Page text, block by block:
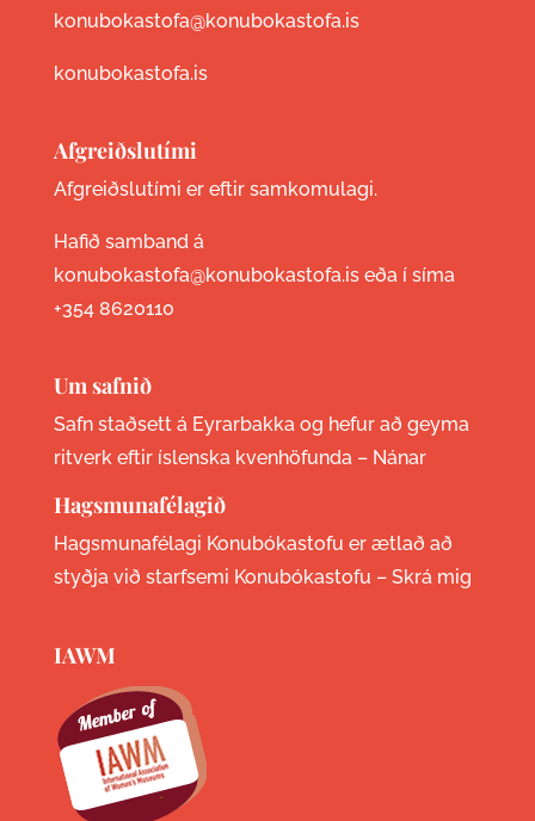
konubokastofa@konubokastofa.is
konubokastofa.is
Afgreiðslutími
Afgreiðslutími er eftir samkomulagi.
Hafið samband á
konubokastofa@konubokastofa.is eða í síma
+354 8620110
Um safnið
Safn staðsett á Eyrarbakka og hefur að geyma
ritverk eftir íslenska kvenhöfunda – Nánar
Hagsmunafélagið
Hagsmunafélagi Konubókastofu er ætlað að
styðja við starfsemi Konubókastofu – Skrá mig
IAWM